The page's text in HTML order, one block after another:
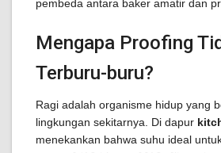
pembeda antara baker amatir dan
Mengapa Proofing
Terburu-buru?
Ragi adalah organisme hidup yang
lingkungan sekitarnya. Di dapur
menekankan bahwa suhu ideal